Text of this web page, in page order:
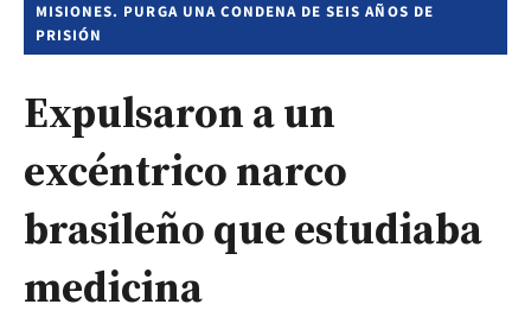
MISIONES. PURGA UNA CONDENA DE SEIS AÑOS DE
PRISIÓN
Expulsaron a un
excéntrico narco
brasileño que estudiaba
medicina